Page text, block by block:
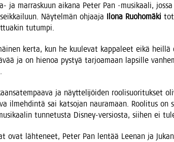
ja mar­ras­kuun aika­na Peter Pan ‑musi­kaa­li,
Näy­tel­män ohjaa­ja Ilo­na Ruo­ho­mä­ki
tutumpi.
ker­ta, kun he kuu­le­vat kap­pa­leet eikä heil­lä
ja on hie­noa pys­tyä tar­joa­maan lap­sil­le
ja näyt­te­li­jöi­den roo­li­suo­ri­tuk­set
ilmeh­din­tä sai kat­so­jan nau­ra­maan. Roo­li­tus
tun­ne­tus­ta Dis­ney-ver­sios­ta, sii­hen ei
ovat läh­te­neet, Peter Pan len­tää Lee­nan ja